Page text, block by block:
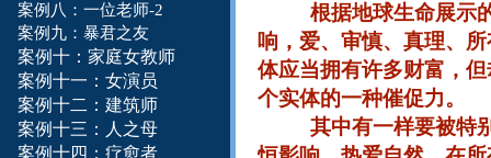
根据地球生命展示
响，爱、审慎、真理、
体应当拥有许多财富，
个实体的一种催促力。
其中有一样要被特
案例八：一位老师-2
案例九：暴君之友
案例十：家庭女教师
案例十一：女演员
案例十二：建筑师​
案例十三： 人之母
案例十四：疗愈者